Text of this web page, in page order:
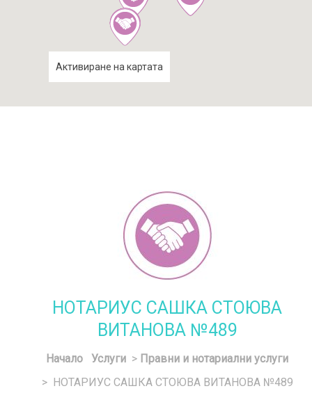
Активиране на картата
НОТАРИУС САШКА СТОЮВА
ВИТАНОВА №489
Начало Услуги > Правни и нотариални услуги
> НОТАРИУС САШКА СТОЮВА ВИТАНОВА №489